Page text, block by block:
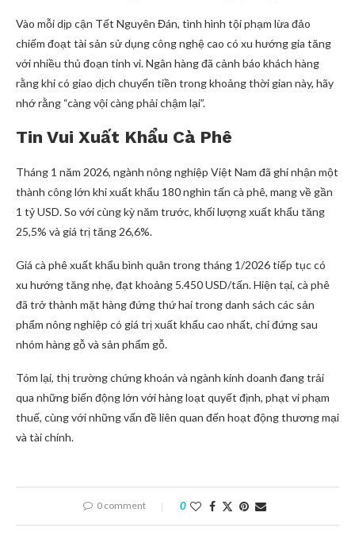
Vào mỗi dịp cận Tết Nguyên Đán, tình hình tội phạm lừa đảo
chiếm đoạt tài sản sử dụng công nghệ cao có xu hướng gia tăng
với nhiều thủ đoạn tinh vi. Ngân hàng đã cảnh báo khách hàng
rằng khi có giao dịch chuyển tiền trong khoảng thời gian này, hãy
nhớ rằng “càng vội càng phải chậm lại”.
Tin Vui Xuất Khẩu Cà Phê
Tháng 1 năm 2026, ngành nông nghiệp Việt Nam đã ghi nhận một
thành công lớn khi xuất khẩu 180 nghìn tấn cà phê, mang về gần
1 tỷ USD. So với cùng kỳ năm trước, khối lượng xuất khẩu tăng
25,5% và giá trị tăng 26,6%.
Giá cà phê xuất khẩu bình quân trong tháng 1/2026 tiếp tục có
xu hướng tăng nhẹ, đạt khoảng 5.450 USD/tấn. Hiện tại, cà phê
đã trở thành mặt hàng đứng thứ hai trong danh sách các sản
phẩm nông nghiệp có giá trị xuất khẩu cao nhất, chỉ đứng sau
nhóm hàng gỗ và sản phẩm gỗ.
Tóm lại, thị trường chứng khoán và ngành kinh doanh đang trải
qua những biến động lớn với hàng loạt quyết định, phạt vi phạm
thuế, cùng với những vấn đề liên quan đến hoạt động thương mại
và tài chính.
0 comment 0